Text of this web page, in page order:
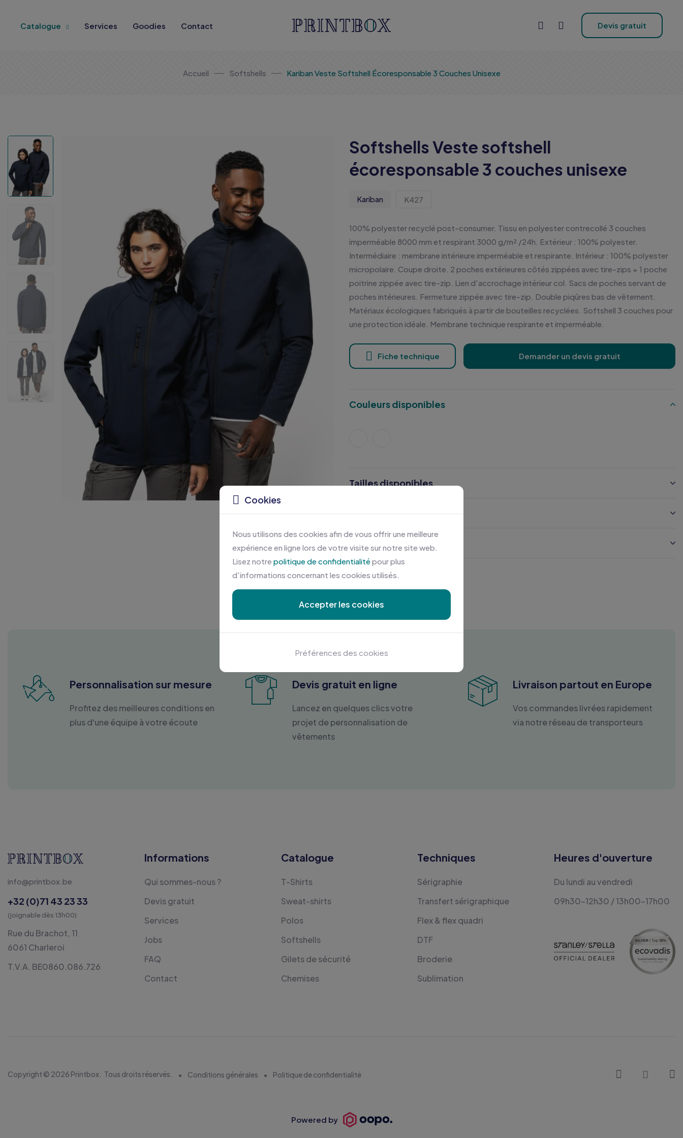
Catalogue Services Goodies Contact Devis gratuit
Accueil Softshells Kariban Veste Softshell Écoresponsable 3 Couches Unisexe
Softshells Veste softshell
écoresponsable 3 couches unisexe
Kariban K427
100% polyester recyclé post-consumer. Tissu en polyester contrecollé 3 couches
imperméable 8000 mm et respirant 3000 g/m² /24h. Extérieur : 100% polyester.
Intermédiaire : membrane intérieure imperméable et respirante. Intérieur : 100% polyester
micropolaire. Coupe droite. 2 poches extérieures côtés zippées avec tire-zips + 1 poche
poitrine zippée avec tire-zip. Lien d'accrochage intérieur col. Sacs de poches servant de
poches intérieures. Fermeture zippée avec tire-zip. Double piqûres bas de vêtement.
Matériaux écologiques fabriqués à partir de bouteilles recyclées. Softshell 3 couches pour
une protection idéale. Membrane technique respirante et imperméable.
Fiche technique Demander un devis gratuit
Couleurs disponibles
Tailles disponibles
Caractéristiques
Certifications
Personnalisation sur mesure
Profitez des meilleures conditions en
plus d'une équipe à votre écoute
Devis gratuit en ligne
Lancez en quelques clics votre
projet de personnalisation de
vêtements
Livraison partout en Europe
Vos commandes livrées rapidement
via notre réseau de transporteurs
info@printbox.be
+32 (0)71 43 23 33
(joignable dès 13h00)
Rue du Brachot, 11
6061 Charleroi
T.V.A. BE0860.086.726
Informations
Qui sommes-nous ?
Devis gratuit
Services
Jobs
FAQ
Contact
Catalogue
T-Shirts
Sweat-shirts
Polos
Softshells
Gilets de sécurité
Chemises
Techniques
Sérigraphie
Transfert sérigraphique
Flex & flex quadri
DTF
Broderie
Sublimation
Heures d'ouverture
Du lundi au vendredi
09h30-12h30 / 13h00-17h00
Copyright © 2026 Printbox. Tous droits réservés. Conditions générales Politique de confidentialité
Powered by
Cookies
Nous utilisons des cookies afin de vous offrir une meilleure
expérience en ligne lors de votre visite sur notre site web.
Lisez notre politique de confidentialitépour plus
d'informations concernant les cookies utilisés.
Accepter les cookies
Préférences des cookies